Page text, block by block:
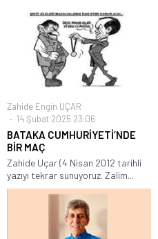
Zahide Engin UÇAR
14 Şubat 2025 23:06
BATAKA CUMHURİYETİ’NDE
BİR MAÇ
Zahide Uçar (4 Nisan 2012 tarihli
yazıyı tekrar sunuyoruz. Zalim...